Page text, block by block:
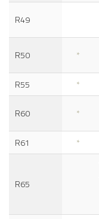
R49
R50 *
R55 *
R60 *
R61 *
R65